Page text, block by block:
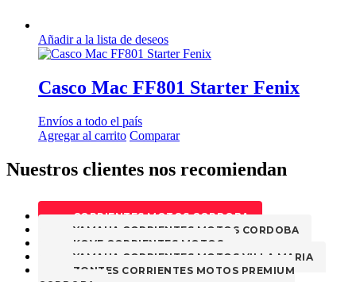
Añadir a la lista de deseos
Casco Mac FF801 Starter Fenix
Envíos a todo el país
Agregar al carrito Comparar
Nuestros clientes nos recomiendan
CORRIENTES MOTOS CORDOBA
YAMAHA CORRIENTES MOTOS CORDOBA
KOVE CORRIENTES MOTOS
YAMAHA CORRIENTES MOTOS VILLA MARIA
ZONTES CORRIENTES MOTOS PREMIUM